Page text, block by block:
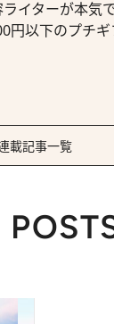
イターが本気
円以下のプチギ
載記事一覧